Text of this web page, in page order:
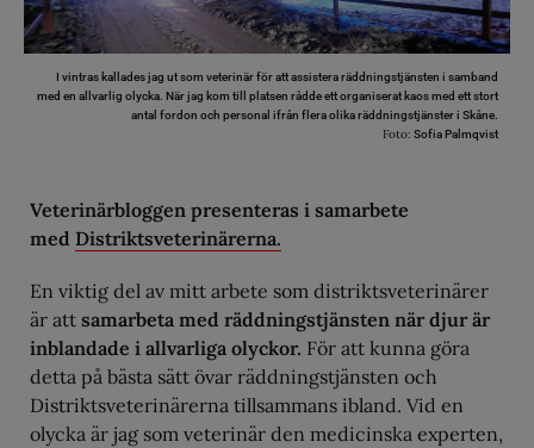
I vintras kallades jag ut som veterinär för att assistera räddningstjänsten i samband
med en allvarlig olycka. När jag kom till platsen rådde ett organiserat kaos med ett stort
antal fordon och personal ifrån flera olika räddningstjänster i Skåne.
Foto: Sofia Palmqvist
Veterinärbloggen presenteras i samarbete
med Distriktsveterinärerna.
En viktig del av mitt arbete som distriktsveterinärer
är att samarbeta med räddningstjänsten när djur är
inblandade i allvarliga olyckor. För att kunna göra
detta på bästa sätt övar räddningstjänsten och
Distriktsveterinärerna tillsammans ibland. Vid en
olycka är jag som veterinär den medicinska experten,